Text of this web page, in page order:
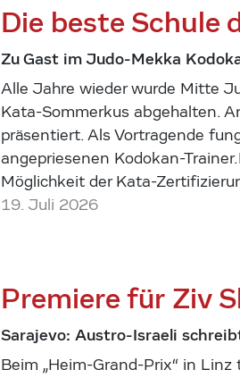
Die beste Schule
Zu Gast im Judo-Mekka
Alle Jahre wieder wurde Mitte
Kata-Sommerkus abgehalten.
präsentiert. Als Vortragende
angepriesenen Kodokan-
Möglichkeit der Kata-
19. Juli 2026
Premiere für Ziv
Sarajevo: Austro-Israeli
Beim „Heim-Grand-Prix“ in